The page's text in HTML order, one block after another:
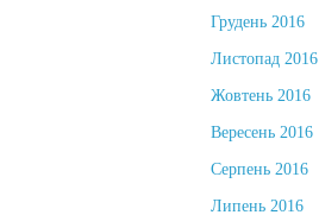
Грудень 2016
Листопад 2016
Жовтень 2016
Вересень 2016
Серпень 2016
Липень 2016